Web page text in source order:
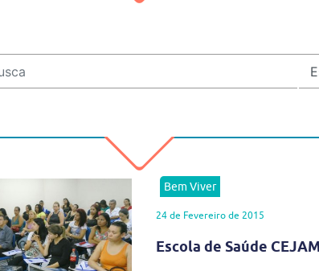
Bem Viver
24 de Fevereiro de 2015
Escola de Saúde